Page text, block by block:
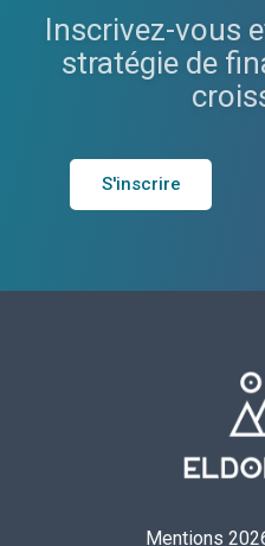
Inscrivez-vous
stratégie de
S'inscrire
Mentions